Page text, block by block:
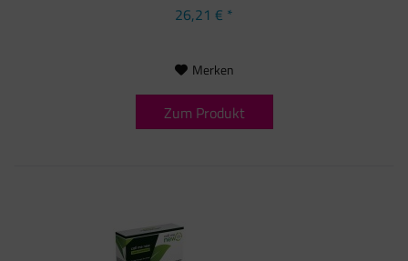
26,21 € *
Merken
Zum Produkt